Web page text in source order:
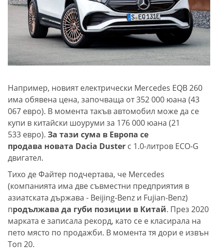
Например, новият електрически Mercedes EQB 260
има обявена цена, започваща от 352 000 юана (43
067 евро). В момента такъв автомобил може да се
купи в китайски шоуруми за 176 000 юана (21
533 евро). За тази сума в Европа се
продава новата Dacia Duster с 1.0-литров ECO-G
двигател.
Тихо де Файтер подчертава, че Mercedes
(компанията има две съвместни предприятия в
азиатската държава - Beijing-Benz и Fujian-Benz)
продължава да губи позиции в Китай. През 2020
марката е записала рекорд, като се е класирала на
пето място по продажби. В момента тя дори е извън
Топ 20.